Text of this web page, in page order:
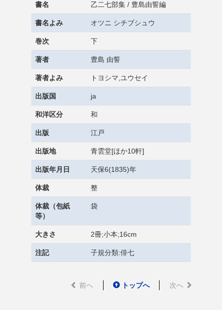
書名 乙二七部集 / 豊島由誓編
書名よみ オツニ シチブシュウ
巻次 下
著者 豊島 由誓
著者よみ トヨシマ,ユウセイ
出版国 ja
和洋区分 和
出版 江戸
出版地 青雲堂[ほか10軒]
出版年月日 天保6(1835)年
体裁 整
体裁（包紙
等）
袋
大きさ 2冊;小本;16cm
注記 子規分類:俳七
前へ トップへ 次へ